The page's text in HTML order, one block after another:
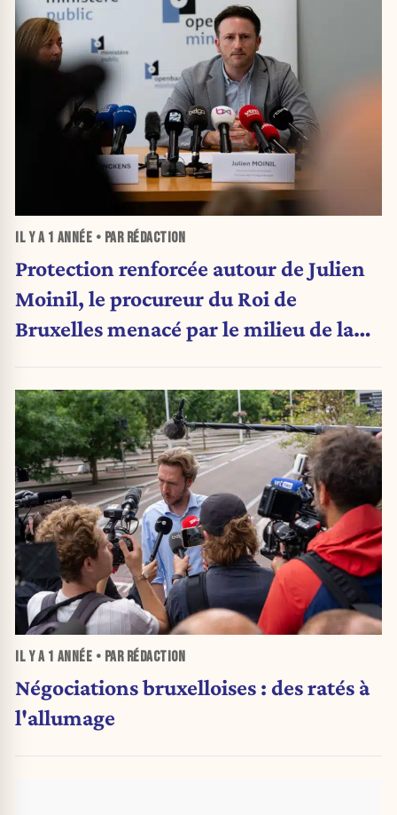
IL Y A 1 ANNÉE • PAR RÉDACTION
Protection renforcée autour de Julien
Moinil, le procureur du Roi de
Bruxelles menacé par le milieu de la
IL Y A 1 ANNÉE • PAR RÉDACTION
Négociations bruxelloises : des ratés à
l'allumage